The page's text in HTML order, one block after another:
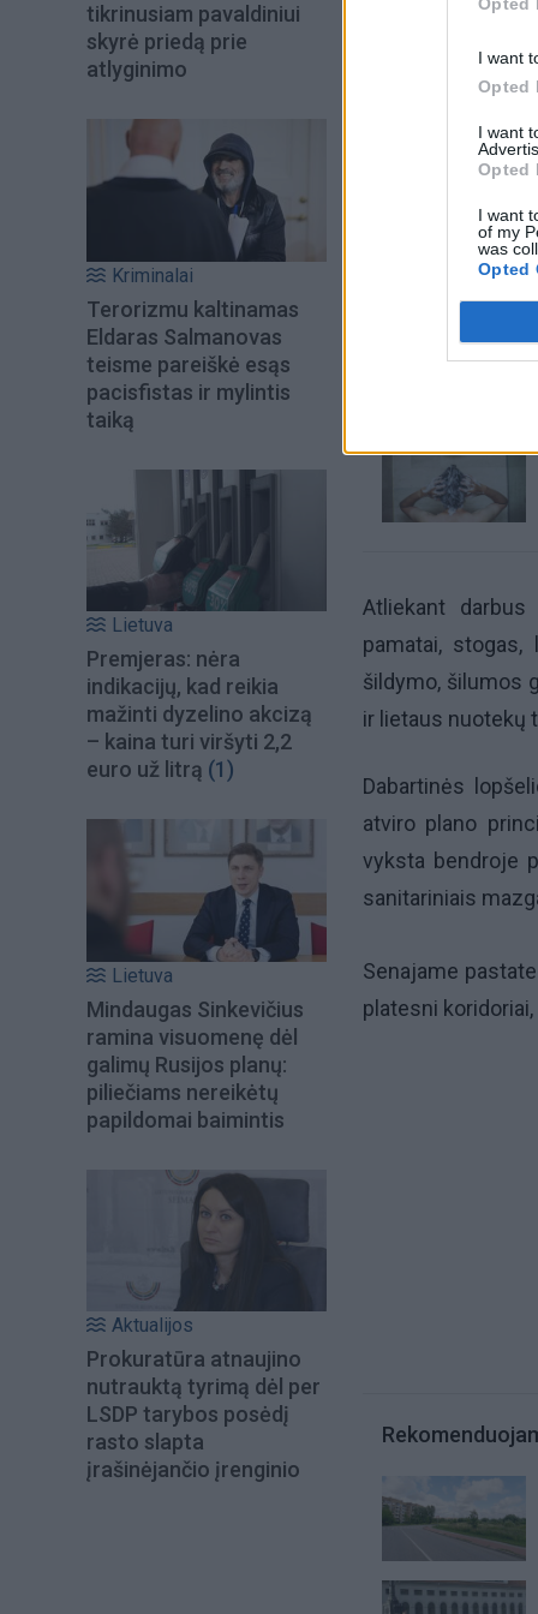
I want
Opted
I want
Opted
I want
of my
was
Opted
tikrinusiam pavaldiniui
skyrė priedą prie
atlyginimo
Kriminalai
Terorizmu kaltinamas
Eldaras Salmanovas
teisme pareiškė esąs
pacisfistas ir mylintis
taiką
Lietuva
Premjeras: nėra
indikacijų, kad reikia
mažinti dyzelino akcizą
– kaina turi viršyti 2,2
euro už litrą (1)
Lietuva
Mindaugas Sinkevičius
ramina visuomenę dėl
galimų Rusijos planų:
piliečiams nereikėtų
papildomai baimintis
Aktualijos
Prokuratūra atnaujino
nutrauktą tyrimą dėl per
LSDP tarybos posėdį
rasto slapta
įrašinėjančio įrenginio
Atliekant
pamatai,
šildymo, šilumos
ir lietaus nuotekų
Dabartinės
atviro plano
vyksta bendroje
sanitariniais
Senajame
platesni